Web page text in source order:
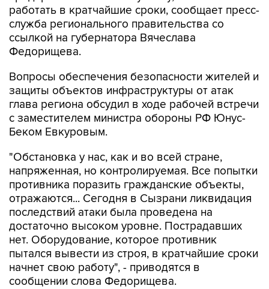
работать в кратчайшие сроки, сообщает пресс-
служба регионального правительства со
ссылкой на губернатора Вячеслава
Федорищева.
Вопросы обеспечения безопасности жителей и
защиты объектов инфраструктуры от атак
глава региона обсудил в ходе рабочей встречи
с заместителем министра обороны РФ Юнус-
Беком Евкуровым.
"Обстановка у нас, как и во всей стране,
напряженная, но контролируемая. Все попытки
противника поразить гражданские объекты,
отражаются... Сегодня в Сызрани ликвидация
последствий атаки была проведена на
достаточно высоком уровне. Пострадавших
нет. Оборудование, которое противник
пытался вывести из строя, в кратчайшие сроки
начнет свою работу", - приводятся в
сообщении слова Федорищева.